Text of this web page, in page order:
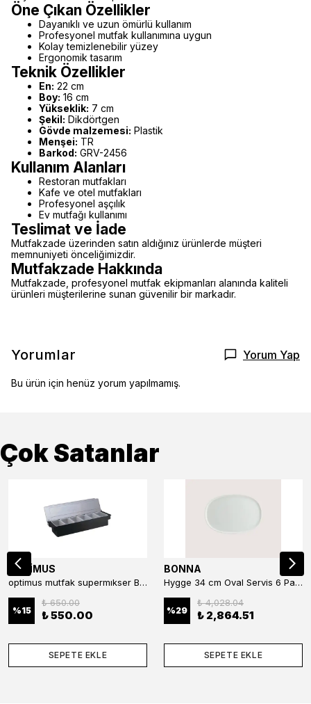
Öne Çıkan Özellikler
Dayanıklı ve uzun ömürlü kullanım
Profesyonel mutfak kullanımına uygun
Kolay temizlenebilir yüzey
Ergonomik tasarım
Teknik Özellikler
En: 22 cm
Boy: 16 cm
Yükseklik: 7 cm
Şekil: Dikdörtgen
Gövde malzemesi: Plastik
Menşei: TR
Barkod: GRV-2456
Kullanım Alanları
Restoran mutfakları
Kafe ve otel mutfakları
Profesyonel aşçılık
Ev mutfağı kullanımı
Teslimat ve İade
Mutfakzade üzerinden satın aldığınız ürünlerde müşteri
memnuniyeti önceliğimizdir.
Mutfakzade Hakkında
Mutfakzade, profesyonel mutfak ekipmanları alanında kaliteli
ürünleri müşterilerine sunan güvenilir bir markadır.
Yorumlar Yorum Yap
Bu ürün için henüz yorum yapılmamış.
Çok Satanlar
OPTİMUS
optimus mutfak supermıkser Bar Konteyner 6'lı 50×16×9 cm Kapaklı Polikarbon Organizer Bar & Kafe
%15
₺ 650.00
₺ 550.00
SEPETE EKLE
BONNA
Hygge 34 cm Oval Servis 6 Parça
%29
₺ 4,028.04
₺ 2,864.51
SEPETE EKLE